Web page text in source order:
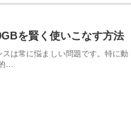
を賢く使いこなす方法
は常に悩ましい問題です。特に動
…